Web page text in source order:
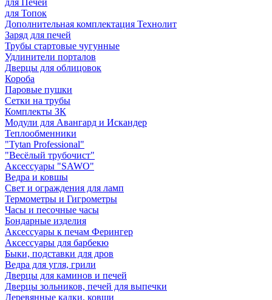
для Печей
для Топок
Дополнительная комплектация Технолит
Заряд для печей
Трубы стартовые чугунные
Удлинители порталов
Дверцы для облицовок
Короба
Паровые пушки
Сетки на трубы
Комплекты ЗК
Модули для Авангард и Искандер
Теплообменники
"Tytan Professional"
"Весёлый трубочист"
Аксессуары "SAWO"
Ведра и ковшы
Свет и ограждения для ламп
Термометры и Гигрометры
Часы и песочные часы
Бондарные изделия
Аксессуары к печам Ферингер
Аксессуары для барбекю
Быки, подставки для дров
Ведра для угля, грили
Дверцы для каминов и печей
Дверцы зольников, печей для выпечки
Деревянные кадки, ковши